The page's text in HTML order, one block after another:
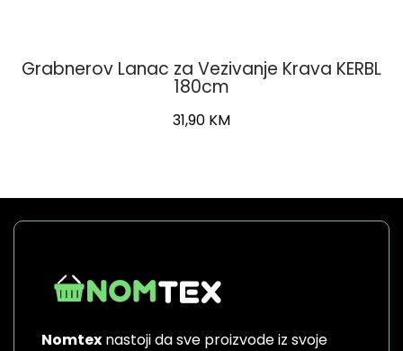
Grabnerov Lanac za Vezivanje Krava KERBL
180cm
31,90 KM
Nomtex nastoji da sve proizvode iz svoje